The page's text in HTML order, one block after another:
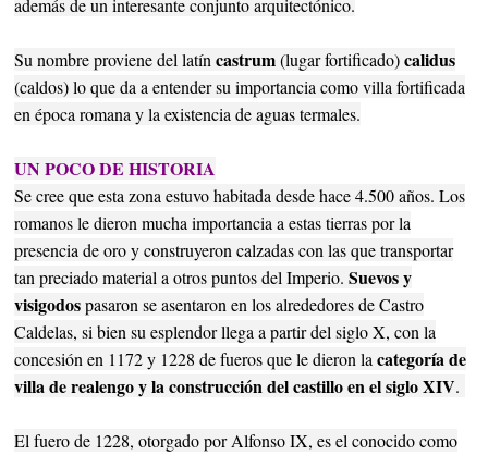
además de un interesante conjunto arquitectónico.
Su nombre proviene del latíncastrum(lugar fortificado)calidus
(caldos) lo que da a entender su importancia como villa fortificada
en época romana y la existencia de aguas termales.
UN POCO DE HISTORIA
Se cree que esta zona estuvo habitada desde hace 4.500 años. Los
romanos le dieron mucha importancia a estas tierras por la
presencia de oro y construyeron calzadas con las que transportar
tan preciado material a otros puntos del Imperio.Suevos y
visigodospasaron se asentaron en los alrededores de Castro
Caldelas, si bien su esplendor llega a partir del siglo X, con la
concesión en 1172 y 1228 de fueros que le dieron lacategoría de
villa de realengo y la construcción del castillo en el siglo XIV.
El fuero de 1228, otorgado por Alfonso IX, es el conocido como